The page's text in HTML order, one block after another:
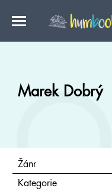
Marek Dobrý
Žánr
Kategorie